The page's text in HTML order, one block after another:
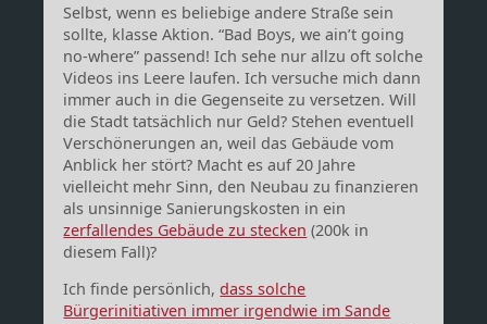
Selbst, wenn es beliebige andere Straße sein
sollte, klasse Aktion. “Bad Boys, we ain’t going
no-where” passend! Ich sehe nur allzu oft solche
Videos ins Leere laufen. Ich versuche mich dann
immer auch in die Gegenseite zu versetzen. Will
die Stadt tatsächlich nur Geld? Stehen eventuell
Verschönerungen an, weil das Gebäude vom
Anblick her stört? Macht es auf 20 Jahre
vielleicht mehr Sinn, den Neubau zu finanzieren
als unsinnige Sanierungskosten in ein
zerfallendes Gebäude zu stecken (200k in
diesem Fall)?
Ich finde persönlich,dass solche
Bürgerinitiativen immer irgendwie im Sande